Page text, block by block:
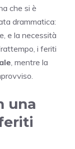
che si è
drammatica:
e la necessità
i feriti
, mentre la
una